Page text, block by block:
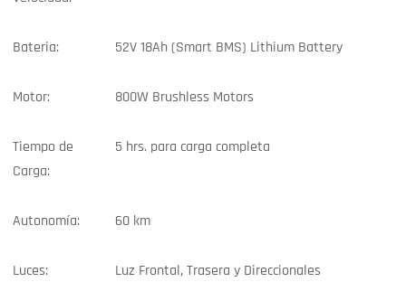
Bateria: 52V 18Ah (Smart BMS) Lithium Battery
Motor: 800W Brushless Motors
Tiempo de
Carga:
5 hrs. para carga completa
Autonomía: 60 km
Luces: Luz Frontal, Trasera y Direccionales